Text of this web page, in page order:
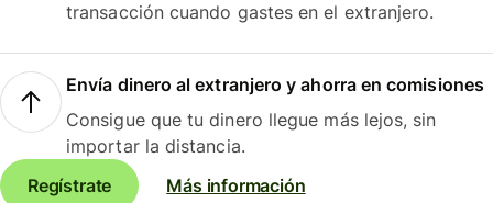
transacción cuando gastes en el extranjero.
Envía dinero al extranjero y ahorra en comisiones
Consigue que tu dinero llegue más lejos, sin
importar la distancia.
Regístrate
Más información